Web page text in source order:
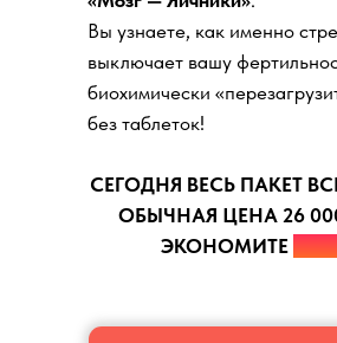
Вы узнаете, как именно
выключает вашу
биохимически
без таблеток!
СЕГОДНЯ ВЕСЬ ПАКЕТ
ОБЫЧНАЯ ЦЕНА 26
ЭКОНОМИТЕ 20